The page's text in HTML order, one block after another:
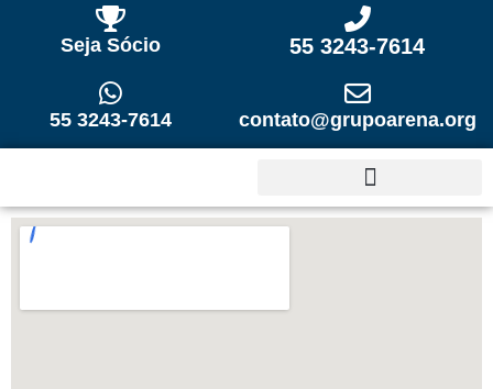
Seja Sócio 55 3243-7614
55 3243-7614 contato@grupoarena.org